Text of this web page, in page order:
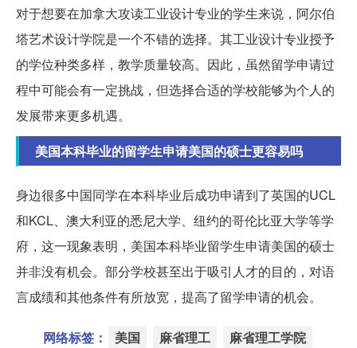
对于想要在加拿大攻读工业设计专业的学生来说，阿尔伯
塔艺术设计学院是一个不错的选择。其工业设计专业授予
的学位种类多样，教学质量较高。因此，虽然留学申请过
程中可能会有一定挑战，但选择合适的学校能够为个人的
发展带来更多机遇。
美国本科毕业的留学生申请美国的硕士更容易吗
身边很多中国同学在本科毕业后成功申请到了英国的UCL
和KCL、澳大利亚的悉尼大学、纽约的哥伦比亚大学等学
府，这一现象表明，美国本科毕业留学生申请美国的硕士
并非没有机会。部分学校甚至出于吸引人才的目的，对语
言成绩和其他条件有所放宽，提高了留学申请的机会。
网络标签： 美国 麻省理工 麻省理工学院